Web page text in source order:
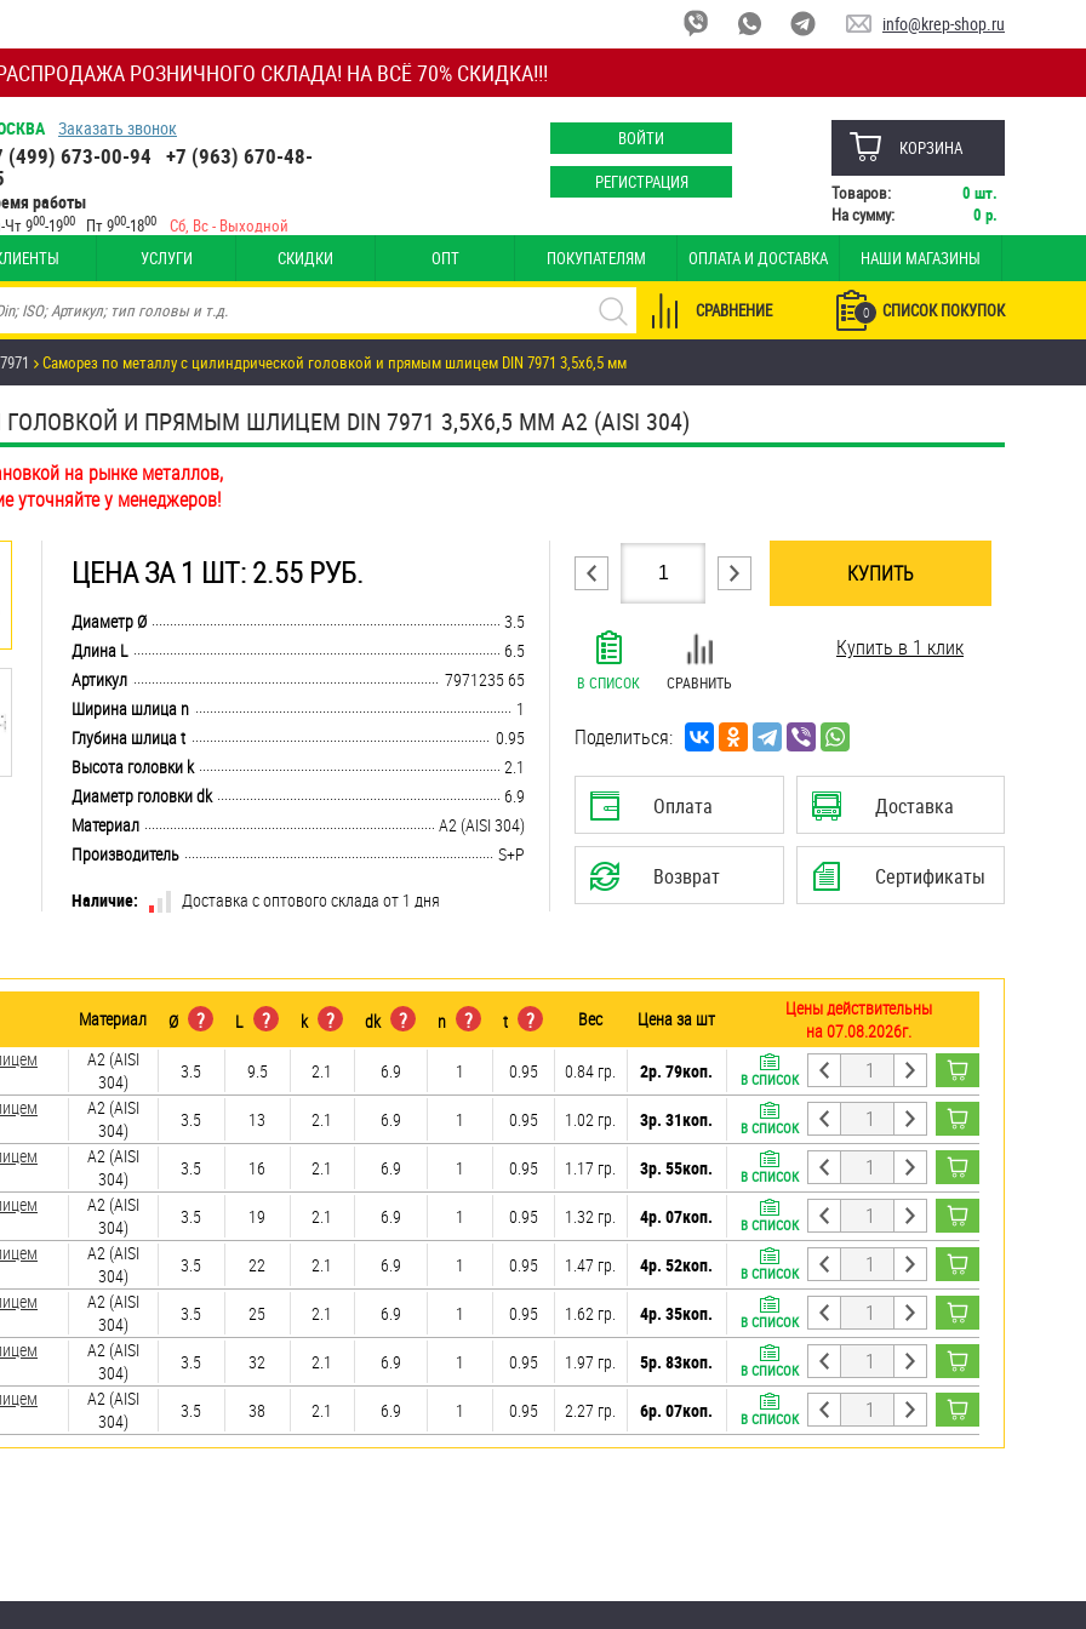
РОЗНИЧНОГО СКЛАДА! НА ВСЁ 70% СКИДКА!!!
info@krep-shop.ru
Заказать звонок
(499) 673-00-94 +7 (963) 670-48-
работы
Чт 900-1900 Пт 900-1800 Сб, Вс - Выходной
ВОЙТИ
РЕГИСТРАЦИЯ
КОРЗИНА
Товаров: 0 шт.
На сумму:
0 р.
УСЛУГИ СКИДКИ ОПТ ПОКУПАТЕЛЯМ ОПЛАТА И ДОСТАВКА НАШИ МАГАЗИНЫ
0 СПИСОК ПОКУПОК
СРАВНЕНИЕ
Саморез по металлу с цилиндрической головкой и прямым шлицем DIN 7971 3,5х6,5 мм
И ПРЯМЫМ ШЛИЦЕМ DIN 7971 3,5Х6,5 ММ А2 (AISI 304)
на рынке металлов,
уточняйте у менеджеров!
ЦЕНА ЗА 1 ШТ: 2.55 РУБ.
........................................................................................................................................................................................................
Диаметр Ø
3.5
........................................................................................................................................................................................................
Длина L
6.5
........................................................................................................................................................................................................
Артикул
7971235 65
........................................................................................................................................................................................................
Ширина шлица n
1
........................................................................................................................................................................................................
Глубина шлица t
0.95
........................................................................................................................................................................................................
Высота головки k
2.1
........................................................................................................................................................................................................
Диаметр головки dk
6.9
........................................................................................................................................................................................................
Материал
А2 (AISI 304)
........................................................................................................................................................................................................
Производитель
S+P
Наличие:
Доставка с оптового склада от 1 дня
КУПИТЬ
В СПИСОК СРАВНИТЬ
Купить в 1 клик
Поделиться:
Оплата Доставка
Возврат Сертификаты
Материал Ø ? L ? k ? dk ? n ? t ? Вес Цена за шт
Цены действительны
на 07.08.2026г.
А2 (AISI
304)
3.5 9.5 2.1 6.9 1 0.95 0.84 гр. 2р. 79коп. В СПИСОК
А2 (AISI
304)
3.5 13 2.1 6.9 1 0.95 1.02 гр. 3р. 31коп. В СПИСОК
А2 (AISI
304)
3.5 16 2.1 6.9 1 0.95 1.17 гр. 3р. 55коп. В СПИСОК
А2 (AISI
304)
3.5 19 2.1 6.9 1 0.95 1.32 гр. 4р. 07коп. В СПИСОК
А2 (AISI
304)
3.5 22 2.1 6.9 1 0.95 1.47 гр. 4р. 52коп. В СПИСОК
А2 (AISI
304)
3.5 25 2.1 6.9 1 0.95 1.62 гр. 4р. 35коп. В СПИСОК
А2 (AISI
304)
3.5 32 2.1 6.9 1 0.95 1.97 гр. 5р. 83коп. В СПИСОК
А2 (AISI
304)
3.5 38 2.1 6.9 1 0.95 2.27 гр. 6р. 07коп. В СПИСОК